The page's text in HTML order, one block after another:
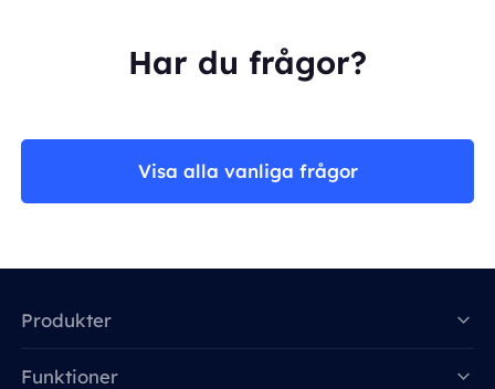
Har du frågor?
Visa alla vanliga frågor
Produkter
Funktioner